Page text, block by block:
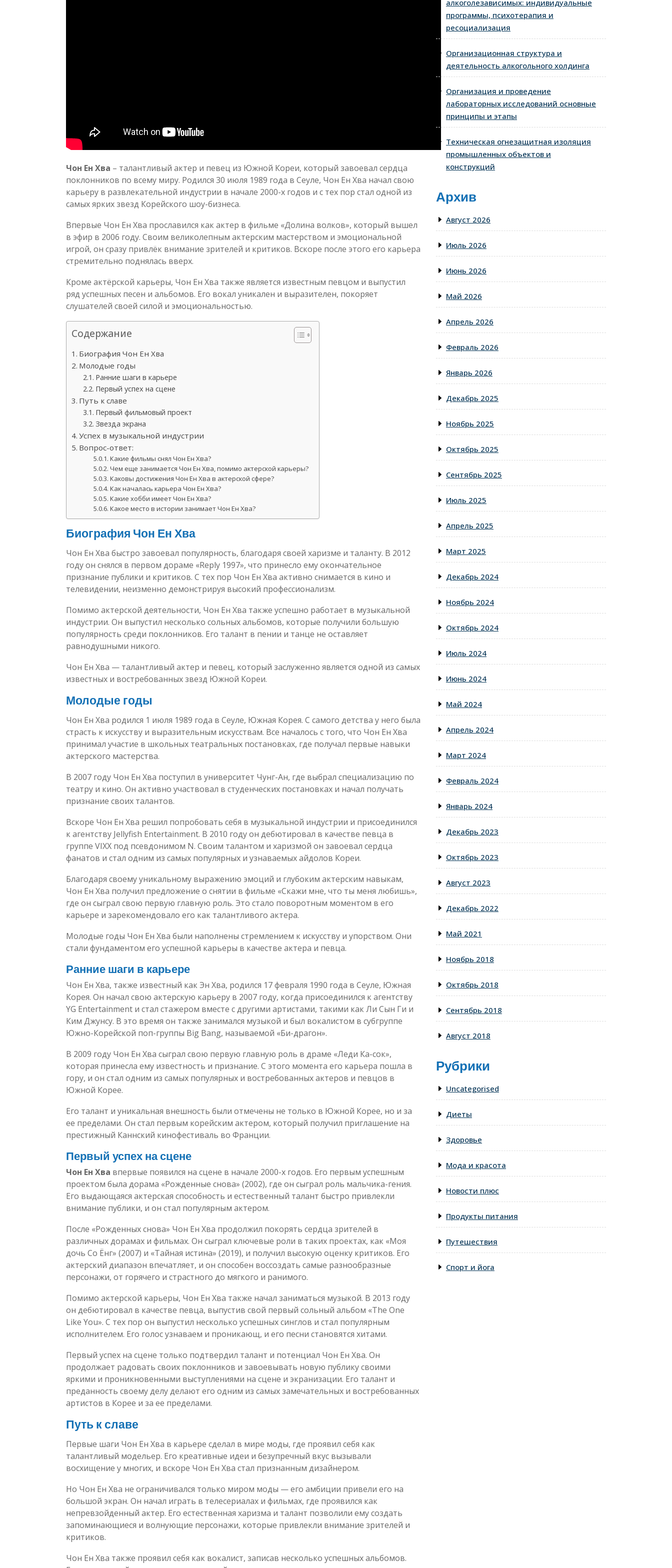
Чон Ен Хва – талантливый актер и певец из Южной Кореи, который завоевал сердца
поклонников по всему миру. Родился 30 июля 1989 года в Сеуле, Чон Ен Хва начал свою
карьеру в развлекательной индустрии в начале 2000-х годов и с тех пор стал одной из
самых ярких звезд Корейского шоу-бизнеса.
Впервые Чон Ен Хва прославился как актер в фильме «Долина волков», который вышел
в эфир в 2006 году. Своим великолепным актерским мастерством и эмоциональной
игрой, он сразу привлёк внимание зрителей и критиков. Вскоре после этого его карьера
стремительно поднялась вверх.
Кроме актёрской карьеры, Чон Ен Хва также является известным певцом и выпустил
ряд успешных песен и альбомов. Его вокал уникален и выразителен, покоряет
слушателей своей силой и эмоциональностью.
Содержание
Биография Чон Ен Хва
Молодые годы
Ранние шаги в карьере
Первый успех на сцене
Путь к славе
Первый фильмовый проект
Звезда экрана
Успех в музыкальной индустрии
Вопрос-ответ:
Какие фильмы снял Чон Ен Хва?
Чем еще занимается Чон Ен Хва, помимо актерской карьеры?
Каковы достижения Чон Ен Хва в актерской сфере?
Как началась карьера Чон Ен Хва?
Какие хобби имеет Чон Ен Хва?
Какое место в истории занимает Чон Ен Хва?
Биография Чон Ен Хва
Чон Ен Хва быстро завоевал популярность, благодаря своей харизме и таланту. В 2012
году он снялся в первом дораме «Reply 1997», что принесло ему окончательное
признание публики и критиков. С тех пор Чон Ен Хва активно снимается в кино и
телевидении, неизменно демонстрируя высокий профессионализм.
Помимо актерской деятельности, Чон Ен Хва также успешно работает в музыкальной
индустрии. Он выпустил несколько сольных альбомов, которые получили большую
популярность среди поклонников. Его талант в пении и танце не оставляет
равнодушными никого.
Чон Ен Хва — талантливый актер и певец, который заслуженно является одной из самых
известных и востребованных звезд Южной Кореи.
Молодые годы
Чон Ен Хва родился 1 июля 1989 года в Сеуле, Южная Корея. С самого детства у него была
страсть к искусству и выразительным искусствам. Все началось с того, что Чон Ен Хва
принимал участие в школьных театральных постановках, где получал первые навыки
актерского мастерства.
В 2007 году Чон Ен Хва поступил в университет Чунг-Ан, где выбрал специализацию по
театру и кино. Он активно участвовал в студенческих постановках и начал получать
признание своих талантов.
Вскоре Чон Ен Хва решил попробовать себя в музыкальной индустрии и присоединился
к агентству Jellyfish Entertainment. В 2010 году он дебютировал в качестве певца в
группе VIXX под псевдонимом N. Своим талантом и харизмой он завоевал сердца
фанатов и стал одним из самых популярных и узнаваемых айдолов Кореи.
Благодаря своему уникальному выражению эмоций и глубоким актерским навыкам,
Чон Ен Хва получил предложение о снятии в фильме «Скажи мне, что ты меня любишь»,
где он сыграл свою первую главную роль. Это стало поворотным моментом в его
карьере и зарекомендовало его как талантливого актера.
Молодые годы Чон Ен Хва были наполнены стремлением к искусству и упорством. Они
стали фундаментом его успешной карьеры в качестве актера и певца.
Ранние шаги в карьере
Чон Ен Хва, также известный как Эн Хва, родился 17 февраля 1990 года в Сеуле, Южная
Корея. Он начал свою актерскую карьеру в 2007 году, когда присоединился к агентству
YG Entertainment и стал стажером вместе с другими артистами, такими как Ли Сын Ги и
Ким Джунсу. В это время он также занимался музыкой и был вокалистом в субгруппе
Южно-Корейской поп-группы Big Bang, называемой «Би-драгон».
В 2009 году Чон Ен Хва сыграл свою первую главную роль в драме «Леди Ка-сок»,
которая принесла ему известность и признание. С этого момента его карьера пошла в
гору, и он стал одним из самых популярных и востребованных актеров и певцов в
Южной Корее.
Его талант и уникальная внешность были отмечены не только в Южной Корее, но и за
ее пределами. Он стал первым корейским актером, который получил приглашение на
престижный Каннский кинофестиваль во Франции.
Первый успех на сцене
Чон Ен Хва впервые появился на сцене в начале 2000-х годов. Его первым успешным
проектом была дорама «Рожденные снова» (2002), где он сыграл роль мальчика-гения.
Его выдающаяся актерская способность и естественный талант быстро привлекли
внимание публики, и он стал популярным актером.
После «Рожденных снова» Чон Ен Хва продолжил покорять сердца зрителей в
различных дорамах и фильмах. Он сыграл ключевые роли в таких проектах, как «Моя
дочь Со Ёнг» (2007) и «Тайная истина» (2019), и получил высокую оценку критиков. Его
актерский диапазон впечатляет, и он способен воссоздать самые разнообразные
персонажи, от горячего и страстного до мягкого и ранимого.
Помимо актерской карьеры, Чон Ен Хва также начал заниматься музыкой. В 2013 году
он дебютировал в качестве певца, выпустив свой первый сольный альбом «The One
Like You». С тех пор он выпустил несколько успешных синглов и стал популярным
исполнителем. Его голос узнаваем и проникающ, и его песни становятся хитами.
Первый успех на сцене только подтвердил талант и потенциал Чон Ен Хва. Он
продолжает радовать своих поклонников и завоевывать новую публику своими
яркими и проникновенными выступлениями на сцене и экранизации. Его талант и
преданность своему делу делают его одним из самых замечательных и востребованных
артистов в Корее и за ее пределами.
Путь к славе
Первые шаги Чон Ен Хва в карьере сделал в мире моды, где проявил себя как
талантливый модельер. Его креативные идеи и безупречный вкус вызывали
восхищение у многих, и вскоре Чон Ен Хва стал признанным дизайнером.
Но Чон Ен Хва не ограничивался только миром моды — его амбиции привели его на
большой экран. Он начал играть в телесериалах и фильмах, где проявился как
непревзойденный актер. Его естественная харизма и талант позволили ему создать
запоминающиеся и волнующие персонажи, которые привлекли внимание зрителей и
критиков.
Чон Ен Хва также проявил себя как вокалист, записав несколько успешных альбомов.
алкоголезависимых: индивидуальные
программы, психотерапия и
ресоциализация
Организационная структура и
деятельность алкогольного холдинга
Организация и проведение
лабораторных исследований основные
принципы и этапы
Техническая огнезащитная изоляция
промышленных объектов и
конструкций
Архив
Август 2026
Июль 2026
Июнь 2026
Май 2026
Апрель 2026
Февраль 2026
Январь 2026
Декабрь 2025
Ноябрь 2025
Октябрь 2025
Сентябрь 2025
Июль 2025
Апрель 2025
Март 2025
Декабрь 2024
Ноябрь 2024
Октябрь 2024
Июль 2024
Июнь 2024
Май 2024
Апрель 2024
Март 2024
Февраль 2024
Январь 2024
Декабрь 2023
Октябрь 2023
Август 2023
Декабрь 2022
Май 2021
Ноябрь 2018
Октябрь 2018
Сентябрь 2018
Август 2018
Рубрики
Uncategorised
Диеты
Здоровье
Мода и красота
Новости плюс
Продукты питания
Путешествия
Спорт и йога